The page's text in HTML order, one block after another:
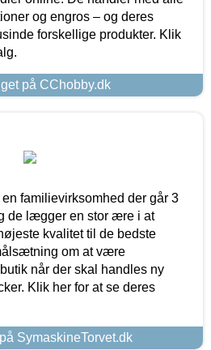
og engros – og deres
forskellige produkter. Klik
på CChobby.dk
familievirksomhed der går 3
de lægger en stor ære i at
kvalitet til de bedste
om at være
når der skal handles ny
Klik her for at se deres
SymaskineTorvet.dk